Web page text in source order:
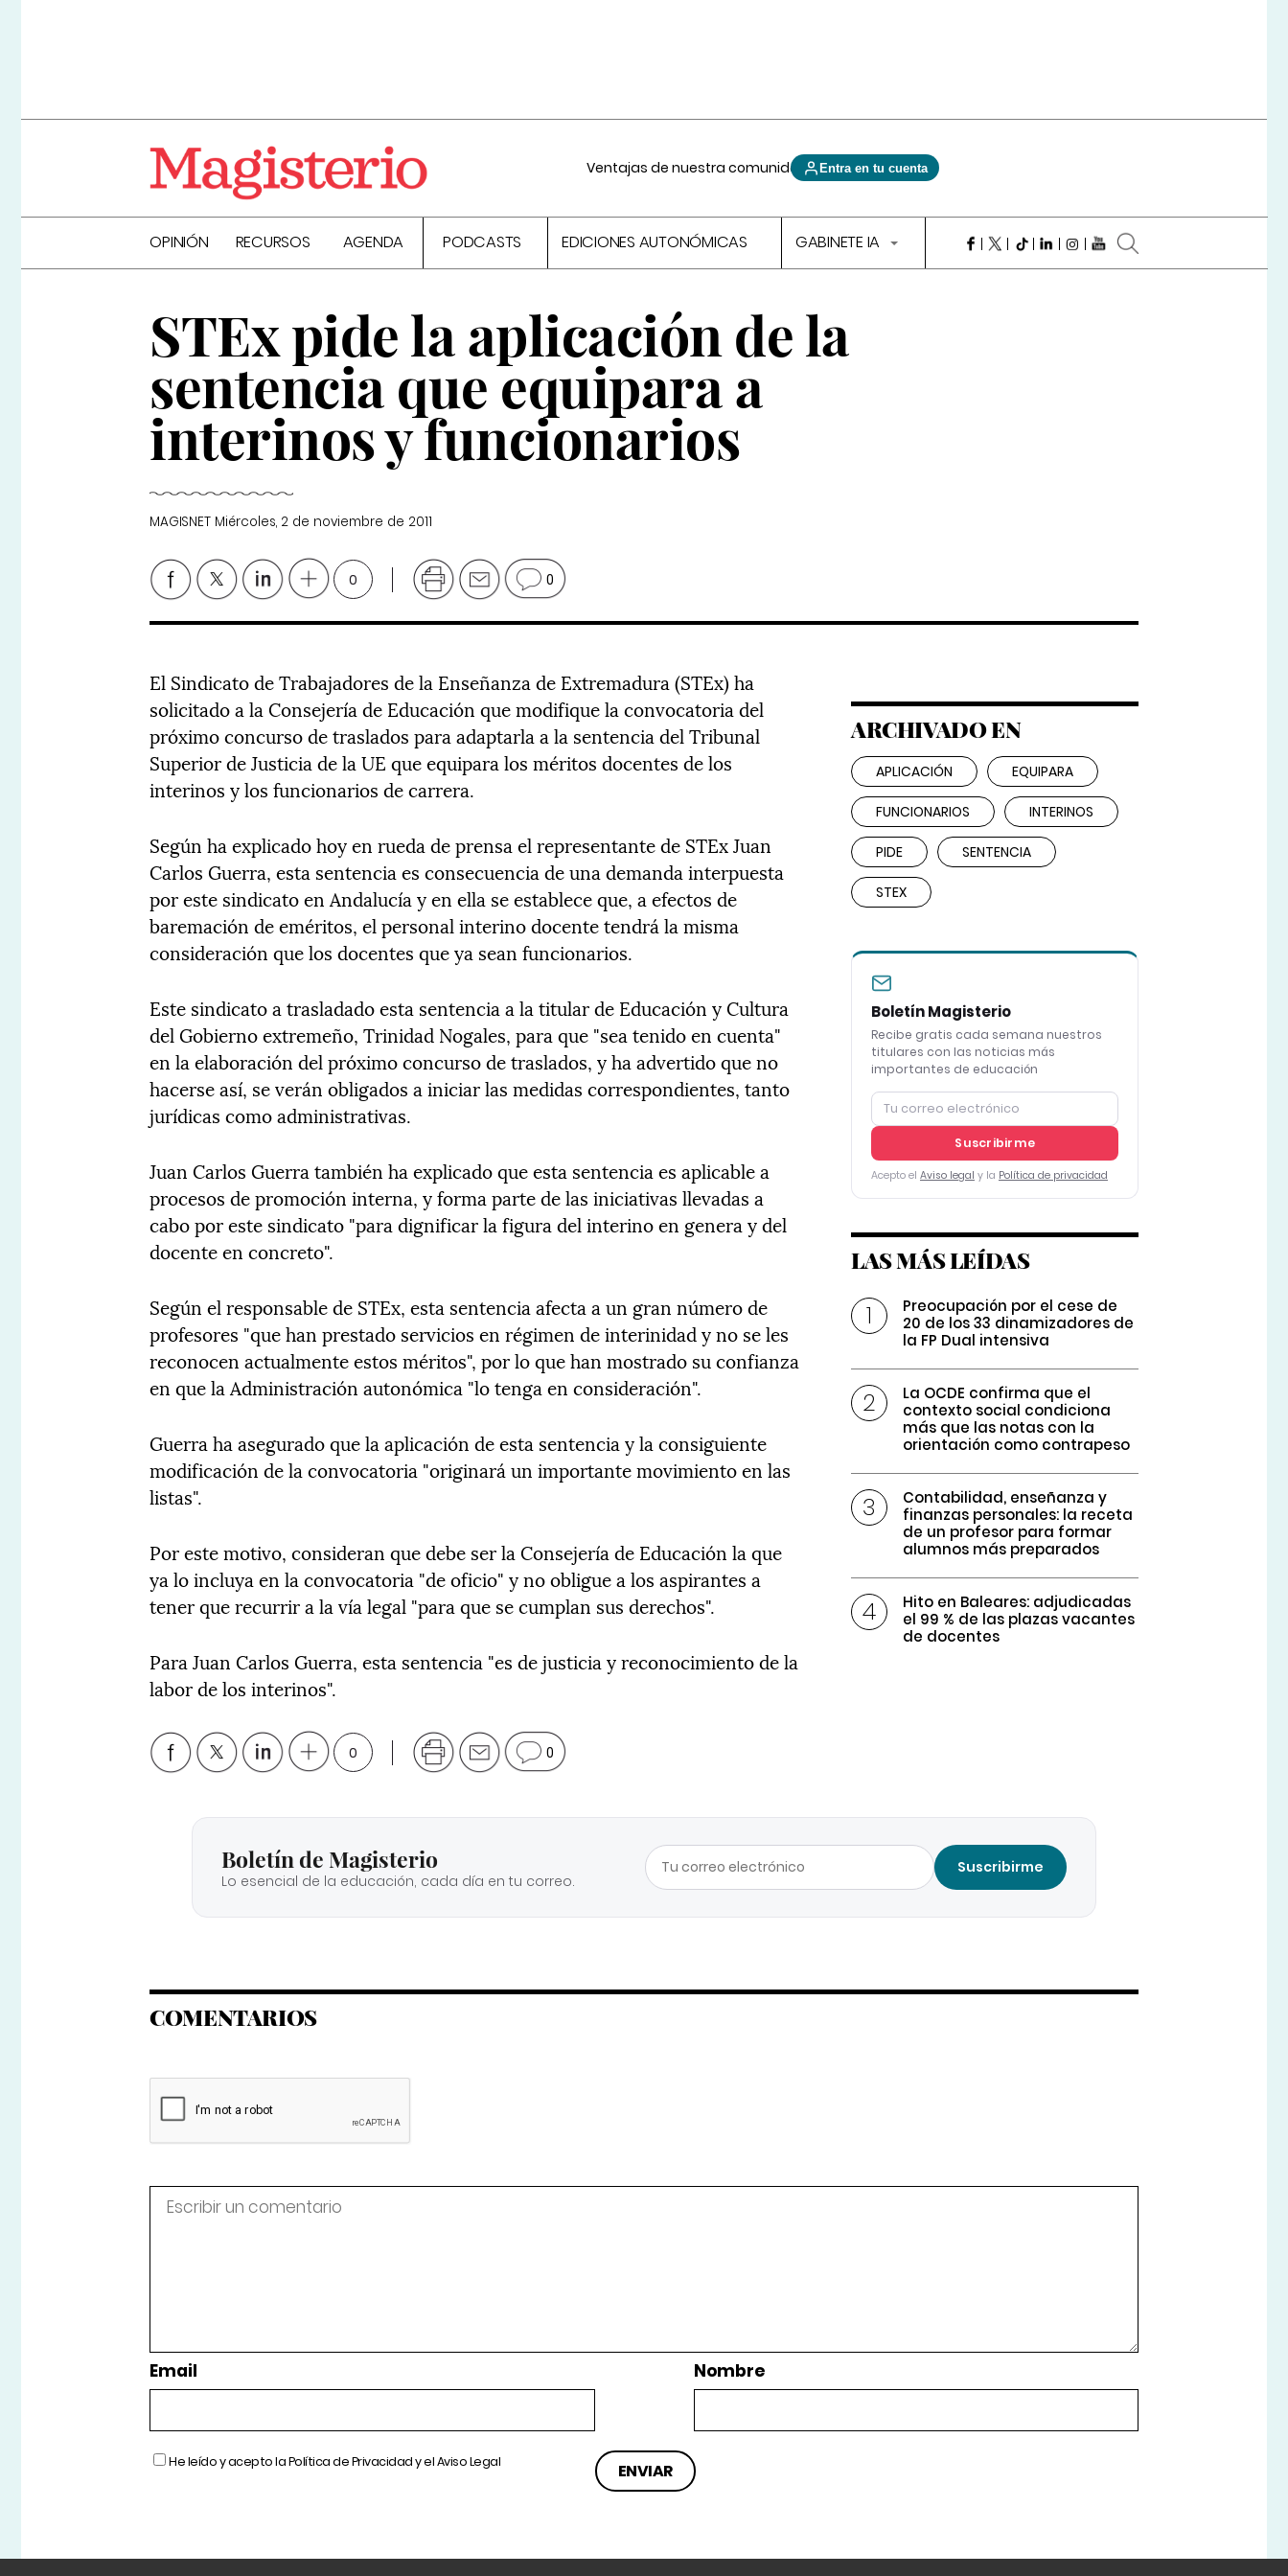
Ventajas de nuestra comunidad Entra en tu cuenta
OPINIÓN RECURSOS AGENDA PODCASTS EDICIONES AUTONÓMICAS GABINETE IA
STEx pide la aplicación de la
sentencia que equipara a
interinos y funcionarios
MAGISNET Miércoles, 2 de noviembre de 2011
0 0
El Sindicato de Trabajadores de la Enseñanza de Extremadura (STEx) ha
solicitado a la Consejería de Educación que modifique la convocatoria del
próximo concurso de traslados para adaptarla a la sentencia del Tribunal
Superior de Justicia de la UE que equipara los méritos docentes de los
interinos y los funcionarios de carrera.
Según ha explicado hoy en rueda de prensa el representante de STEx Juan
Carlos Guerra, esta sentencia es consecuencia de una demanda interpuesta
por este sindicato en Andalucía y en ella se establece que, a efectos de
baremación de eméritos, el personal interino docente tendrá la misma
consideración que los docentes que ya sean funcionarios.
Este sindicato a trasladado esta sentencia a la titular de Educación y Cultura
del Gobierno extremeño, Trinidad Nogales, para que "sea tenido en cuenta"
en la elaboración del próximo concurso de traslados, y ha advertido que no
hacerse así, se verán obligados a iniciar las medidas correspondientes, tanto
jurídicas como administrativas.
Juan Carlos Guerra también ha explicado que esta sentencia es aplicable a
procesos de promoción interna, y forma parte de las iniciativas llevadas a
cabo por este sindicato "para dignificar la figura del interino en genera y del
docente en concreto".
Según el responsable de STEx, esta sentencia afecta a un gran número de
profesores "que han prestado servicios en régimen de interinidad y no se les
reconocen actualmente estos méritos", por lo que han mostrado su confianza
en que la Administración autonómica "lo tenga en consideración".
Guerra ha asegurado que la aplicación de esta sentencia y la consiguiente
modificación de la convocatoria "originará un importante movimiento en las
listas".
Por este motivo, consideran que debe ser la Consejería de Educación la que
ya lo incluya en la convocatoria "de oficio" y no obligue a los aspirantes a
tener que recurrir a la vía legal "para que se cumplan sus derechos".
Para Juan Carlos Guerra, esta sentencia "es de justicia y reconocimiento de la
labor de los interinos".
0 0
ARCHIVADO EN
APLICACIÓN EQUIPARA
FUNCIONARIOS INTERINOS
PIDE SENTENCIA
STEX
Boletín Magisterio
Recibe gratis cada semana nuestros
titulares con las noticias más
importantes de educación
Suscribirme
Acepto el Aviso legal y la Política de privacidad
LAS MÁS LEÍDAS
Preocupación por el cese de
20 de los 33 dinamizadores de
la FP Dual intensiva
La OCDE confirma que el
contexto social condiciona
más que las notas con la
orientación como contrapeso
Contabilidad, enseñanza y
finanzas personales: la receta
de un profesor para formar
alumnos más preparados
Hito en Baleares: adjudicadas
el 99 % de las plazas vacantes
de docentes
Boletín de Magisterio
Lo esencial de la educación, cada día en tu correo.
Suscribirme
COMENTARIOS
Email Nombre
He leído y acepto laPolítica de Privacidady elAviso Legal